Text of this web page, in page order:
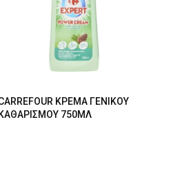
ΚΡΕΜΑ ΓΕΝΙΚΟΥ
750ΜΛ